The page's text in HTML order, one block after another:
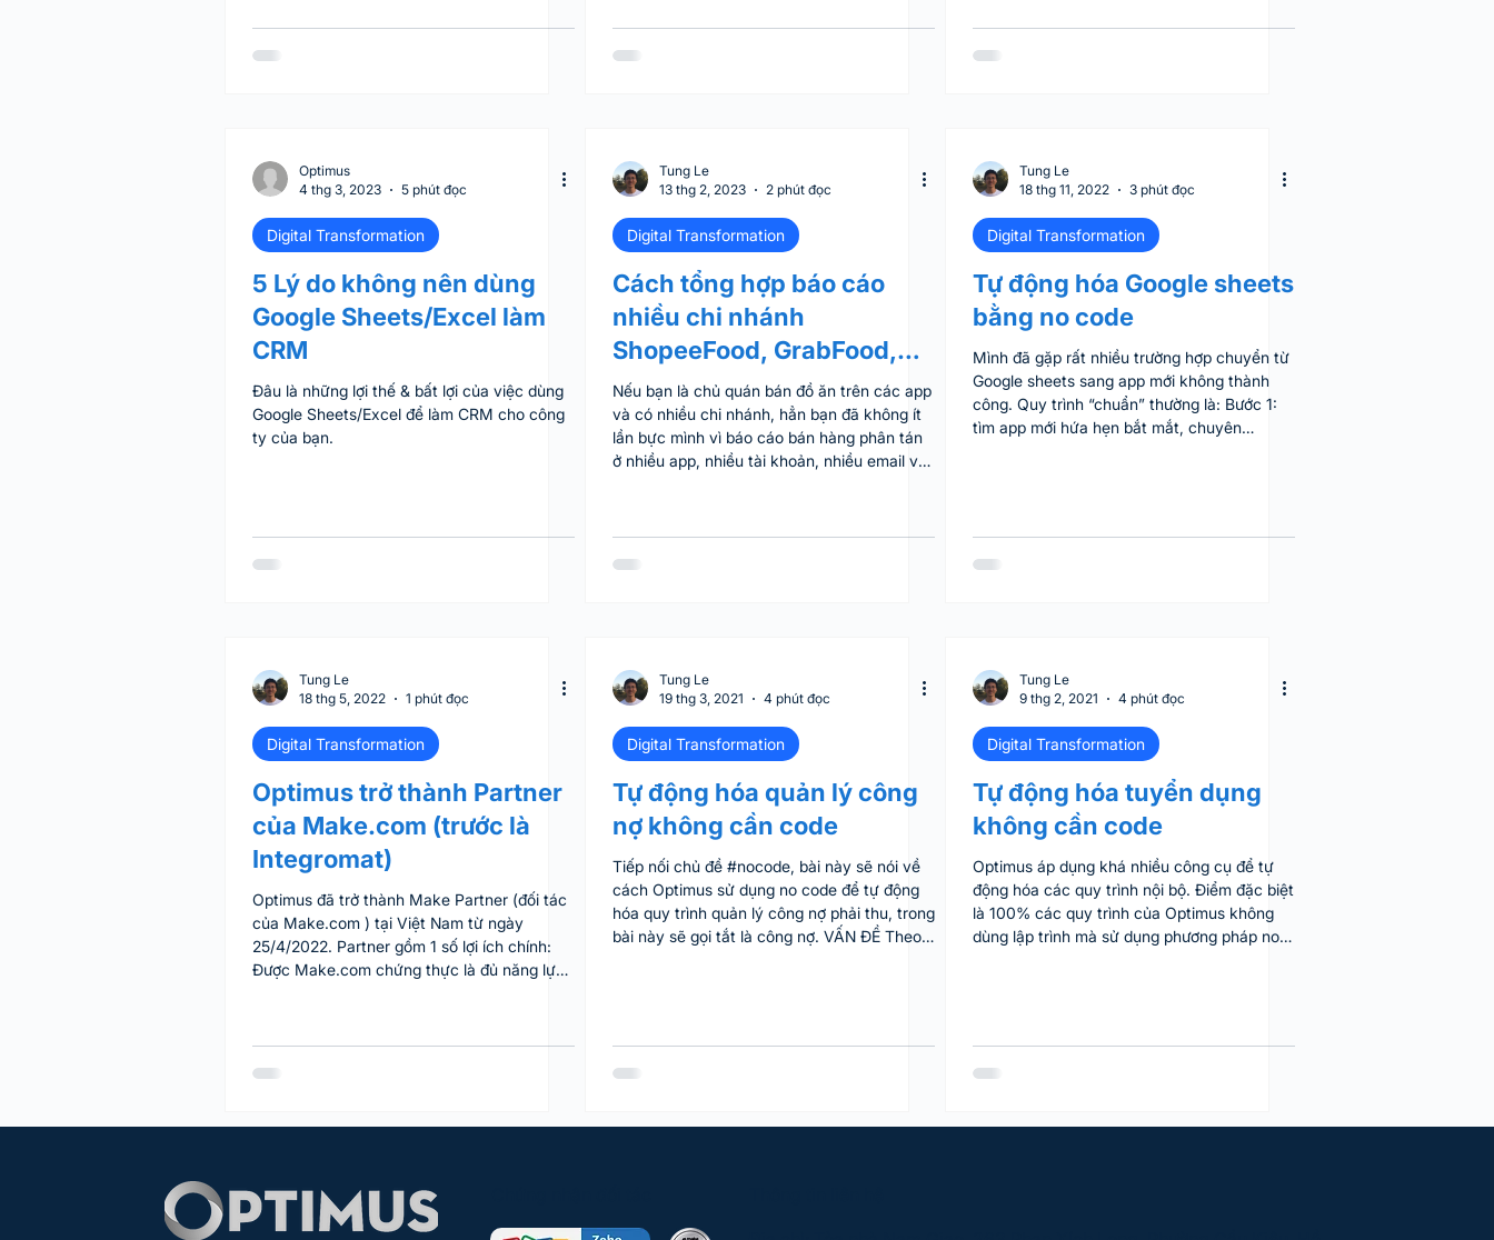
thống khác của doanh nghiệp như quản lý
tồn kho, chăm sóc khách hàng... Phân tích
Optimus
4 thg 3, 2023
5 phút đọc
Digital Transformation
5 Lý do không nên dùng
Google Sheets/Excel làm
CRM
Đâu là những lợi thế & bất lợi của việc dùng
Google Sheets/Excel để làm CRM cho công
ty của bạn.
Tung Le
13 thg 2, 2023
2 phút đọc
Digital Transformation
Cách tổng hợp báo cáo
nhiều chi nhánh
ShopeeFood, GrabFood,
Baemin
Nếu bạn là chủ quán bán đồ ăn trên các app
và có nhiều chi nhánh, hẳn bạn đã không ít
lần bực mình vì báo cáo bán hàng phân tán
ở nhiều app, nhiều tài khoản, nhiều email và
Tung Le
18 thg 11, 2022
3 phút đọc
Digital Transformation
Tự động hóa Google sheets
bằng no code
Mình đã gặp rất nhiều trường hợp chuyển từ
Google sheets sang app mới không thành
công. Quy trình “chuẩn” thường là: Bước 1:
tìm app mới hứa hẹn bắt mắt, chuyên
cầu, cần nhiều thao tác hơn (nhập liệu, sửa
dữ liệu phải tốn 7x7 49 bước), thống kê/báo
Tung Le
18 thg 5, 2022
1 phút đọc
Digital Transformation
Optimus trở thành Partner
của Make.com (trước là
Integromat)
Optimus đã trở thành Make Partner (đối tác
của Make.com ) tại Việt Nam từ ngày
25/4/2022. Partner gồm 1 số lợi ích chính:
Được Make.com chứng thực là đủ năng lực
triển khai tự động hóa bằng no code. Nếu
Tung Le
19 thg 3, 2021
4 phút đọc
Digital Transformation
Tự động hóa quản lý công
nợ không cần code
Tiếp nối chủ đề #nocode, bài này sẽ nói về
cách Optimus sử dụng no code để tự động
hóa quy trình quản lý công nợ phải thu, trong
bài này sẽ gọi tắt là công nợ. VẤN ĐỀ Theo
có liền, mà phải chờ - Tùy theo thời điểm mà
chờ lâu hay mau, nếu kế toán đang kẹt làm
Tung Le
9 thg 2, 2021
4 phút đọc
Digital Transformation
Tự động hóa tuyển dụng
không cần code
Optimus áp dụng khá nhiều công cụ để tự
động hóa các quy trình nội bộ. Điểm đặc biệt
là 100% các quy trình của Optimus không
dùng lập trình mà sử dụng phương pháp no
cân nhắc áp dụng nếu thấy phù hợp. Quy
trình tuyển dụng của Optimus HR gửi email
phù hợp Ứng viên nộp bài là